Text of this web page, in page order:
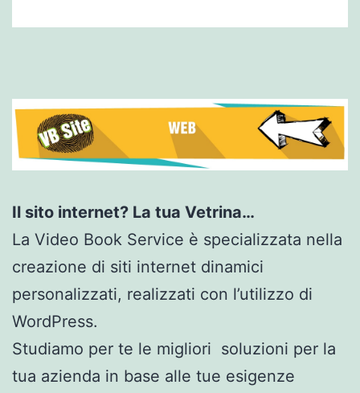
Il sito internet? La tua Vetrina…
La Video Book Service è specializzata nella
creazione di siti internet dinamici
personalizzati, realizzati con l’utilizzo di
WordPress.
Studiamo per te le migliori soluzioni per la
tua azienda in base alle tue esigenze